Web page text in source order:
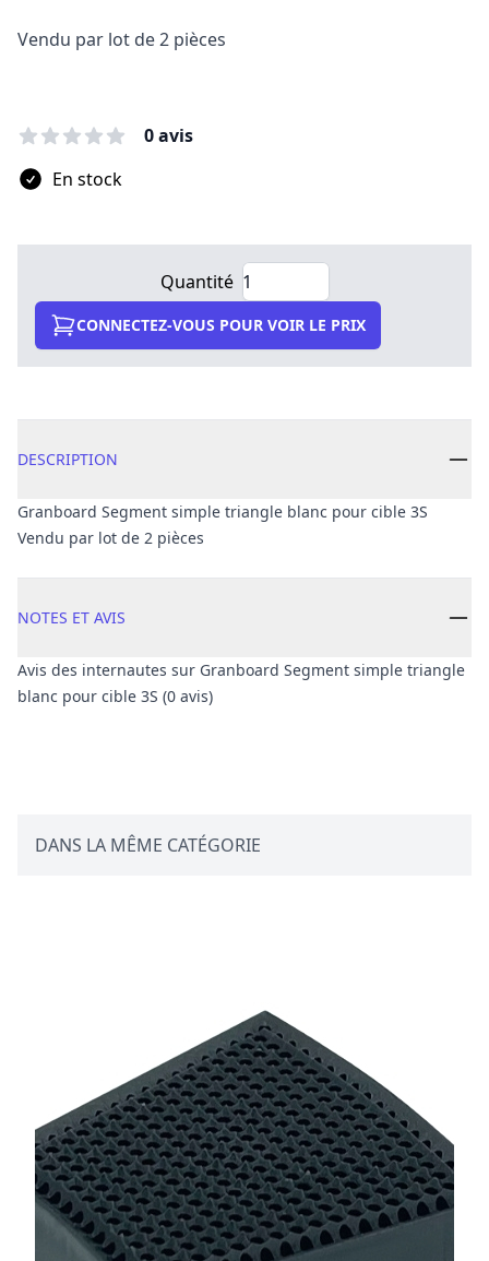
Vendu par lot de 2 pièces
0 avis
En stock
Quantité
CONNECTEZ-VOUS POUR VOIR LE PRIX
DESCRIPTION
Granboard Segment simple triangle blanc pour cible 3S
Vendu par lot de 2 pièces
NOTES ET AVIS
Avis des internautes sur Granboard Segment simple triangle
blanc pour cible 3S (0 avis)
DANS LA MÊME CATÉGORIE